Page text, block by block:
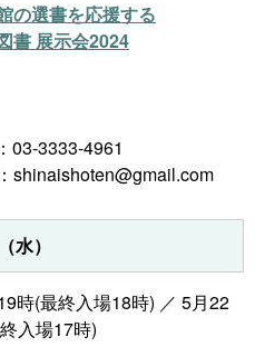
の選書を応援する
書 展示会2024
03-3333-4961
shinaishoten@gmail.com
水）
時(最終入場18時) ／ 5月22
入場17時)